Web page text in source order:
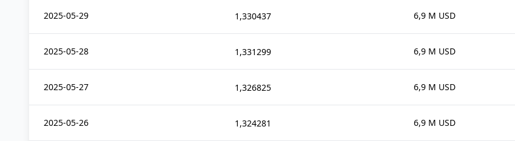
2025-05-29 1,330437 6,9 M USD
2025-05-28 1,331299 6,9 M USD
2025-05-27 1,326825 6,9 M USD
2025-05-26 1,324281 6,9 M USD